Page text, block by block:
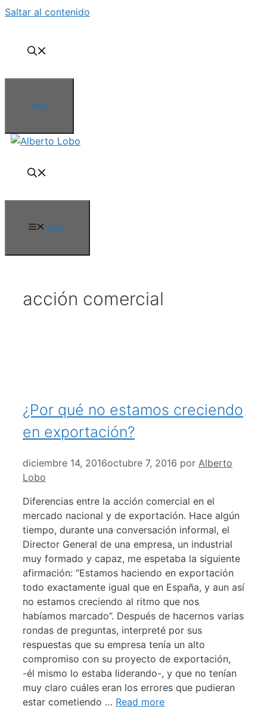
Saltar al contenido
Menu
Menu
acción comercial
¿Por qué no estamos creciendo
en exportación?
diciembre 14, 2016octubre 7, 2016 por Alberto
Lobo
Diferencias entre la acción comercial en el
mercado nacional y de exportación. Hace algún
tiempo, durante una conversación informal, el
Director General de una empresa, un industrial
muy formado y capaz, me espetaba la siguiente
afirmación: “Estamos haciendo en exportación
todo exactamente igual que en España, y aun así
no estamos creciendo al ritmo que nos
habíamos marcado”. Después de hacernos varias
rondas de preguntas, interpreté por sus
respuestas que su empresa tenía un alto
compromiso con su proyecto de exportación,
-él mismo lo estaba liderando-, y que no tenían
muy claro cuáles eran los errores que pudieran
estar cometiendo … Read more